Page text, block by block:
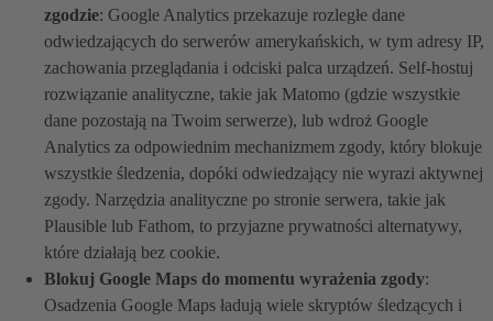
zgodzie: Google Analytics przekazuje rozległe dane
odwiedzających do serwerów amerykańskich, w tym adresy IP,
zachowania przeglądania i odciski palca urządzeń. Self-hostuj
rozwiązanie analityczne, takie jak Matomo (gdzie wszystkie
dane pozostają na Twoim serwerze), lub wdroż Google
Analytics za odpowiednim mechanizmem zgody, który blokuje
wszystkie śledzenia, dopóki odwiedzający nie wyrazi aktywnej
zgody. Narzędzia analityczne po stronie serwera, takie jak
Plausible lub Fathom, to przyjazne prywatności alternatywy,
które działają bez cookie.
Blokuj Google Maps do momentu wyrażenia zgody:
Osadzenia Google Maps ładują wiele skryptów śledzących i